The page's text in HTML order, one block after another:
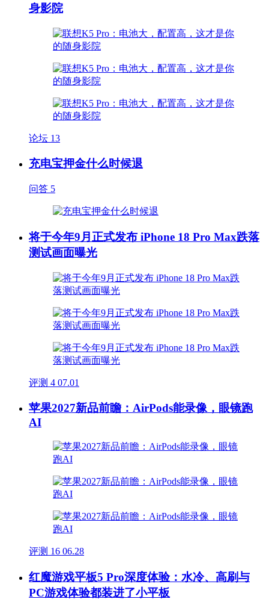
身影院
论坛 13
充电宝押金什么时候退
问答 5
将于今年9月正式发布 iPhone 18 Pro Max跌落
测试画面曝光
评测 4 07.01
苹果2027新品前瞻：AirPods能录像，眼镜跑
AI
评测 16 06.28
红魔游戏平板5 Pro深度体验：水冷、高刷与
PC游戏体验都装进了小平板